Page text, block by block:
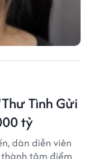
Tình Gửi
tỷ
dàn diễn viên
tâm điểm